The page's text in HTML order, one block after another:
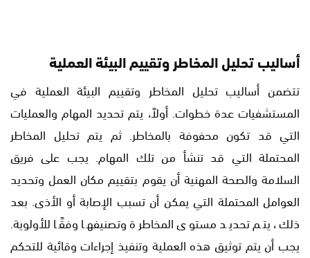
أساليب تحليل المخاطر وتقييم البيئة العملية
تتضمن أساليب تحليل المخاطر وتقييم البيئة العملية في
المستشفيات عدة خطوات. أولاً، يتم تحديد المهام والعمليات
التي قد تكون محفوفة بالمخاطر. ثم يتم تحليل المخاطر
المحتملة التي قد تنشأ من تلك المهام. يجب على فريق
السلامة والصحة المهنية أن يقوم بتقييم مكان العمل وتحديد
العوامل المحتملة التي يمكن أن تسبب الإصابة أو الأذى. بعد
ذلك، يتم تحديد مستوى المخاطرة وتصنيفها وفقًا للأولوية.
يجب أن يتم توثيق هذه العملية وتنفيذ إجراءات وقائية للتحكم